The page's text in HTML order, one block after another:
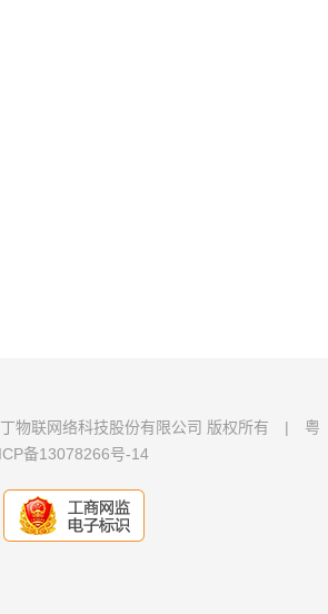
物联网络科技股份有限公司 版权所有 |
粤
ICP备13078266号-14